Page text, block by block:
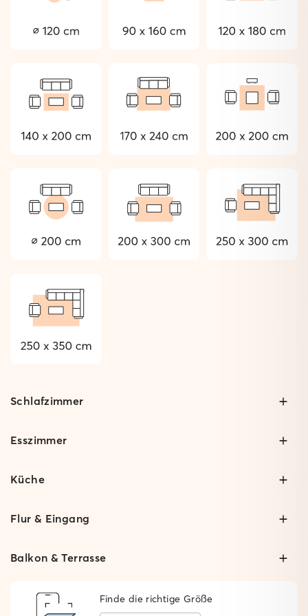
Schlafzimmer
Esszimmer
Küche
Flur & Eingang
Balkon & Terrasse
Finde die richtige Größe